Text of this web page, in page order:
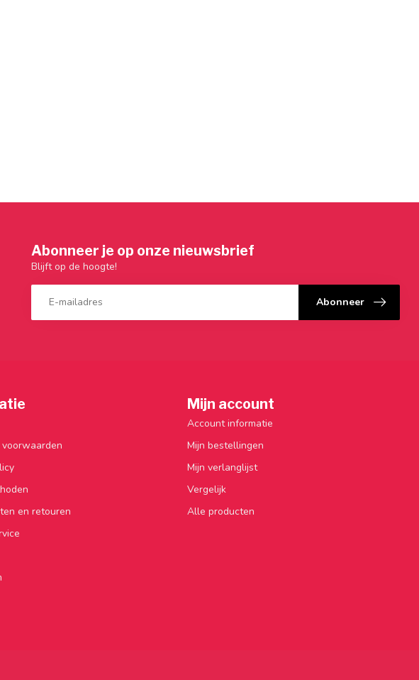
Abonneer je op onze nieuwsbrief
Blijft op de hoogte!
Abonneer
en retouren
Mijn account
Account informatie
Mijn bestellingen
Mijn verlanglijst
Vergelijk
Alle producten